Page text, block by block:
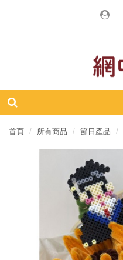
首頁 所有商品 節日產品